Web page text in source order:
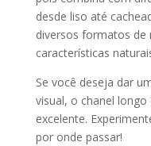
desde liso até
diversos formatos de
características
Se você deseja dar
visual, o chanel
excelente.
por onde passar!